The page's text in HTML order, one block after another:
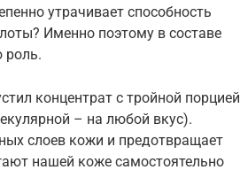
утрачивает способность
Именно поэтому в составе
роль.
концентрат с тройной порцией
– на любой вкус).
слоев кожи и предотвращает
нашей коже самостоятельно